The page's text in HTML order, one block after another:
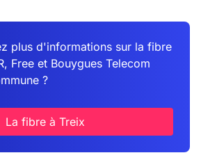
plus d'informations sur la fibre
Free et Bouygues Telecom
?
La fibre à Treix